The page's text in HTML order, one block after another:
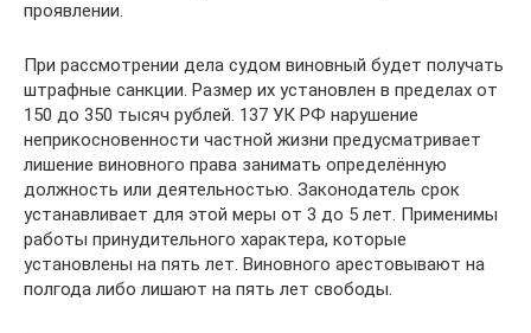
проявлении.
При рассмотрении дела судом виновный будет получать
штрафные санкции. Размер их установлен в пределах от
150 до 350 тысяч рублей. 137 УК РФ нарушение
неприкосновенности частной жизни предусматривает
лишение виновного права занимать определённую
должность или деятельностью. Законодатель срок
устанавливает для этой меры от 3 до 5 лет. Применимы
работы принудительного характера, которые
установлены на пять лет. Виновного арестовывают на
полгода либо лишают на пять лет свободы.